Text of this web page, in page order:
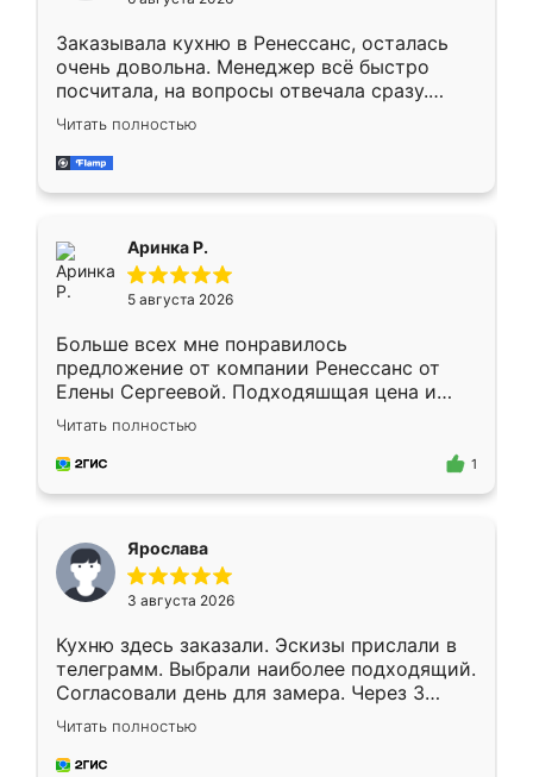
Заказывала кухню в Ренессанс, осталась
очень довольна. Менеджер всё быстро
посчитала, на вопросы отвечала сразу.
Замерщик приехал в субботу, подошёл к
делу со всей ответственностью. Собрали
за день, ребята работали аккуратно, даже
Читать полностью
Аринка Р.
5 августа 2026
Больше всех мне понравилось
предложение от компании Ренессанс от
Елены Сергеевой. Подходяшщая цена и
короткие сроки изготовления. Приехавший
для замера сотрудник Владислав
предложил по моему эскизу самый
Читать полностью
1
Ярослава
3 августа 2026
Кухню здесь заказали. Эскизы прислали в
телеграмм. Выбрали наиболее подходящий.
Согласовали день для замера. Через 3
недели кухня была уже готова. Остались
довольны работой. Спасибо Ренессанс
мебель за качественную работу!
Читать полностью